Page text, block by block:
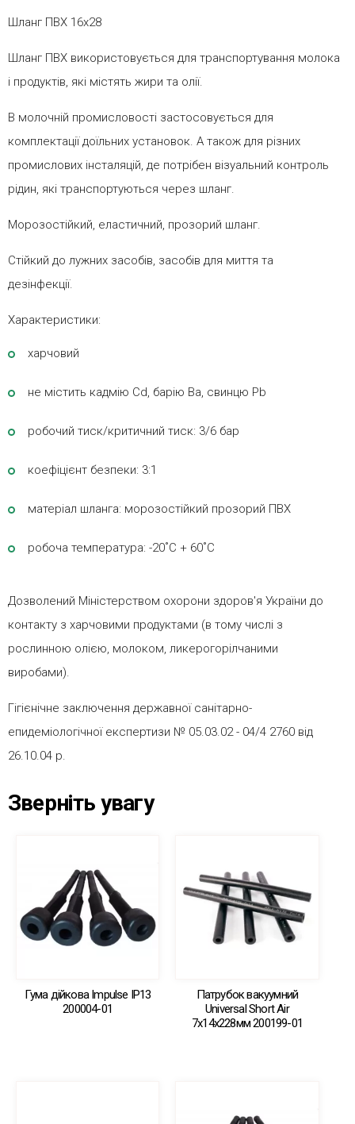
Шланг ПВХ 16х28
Шланг ПВХ використовується для транспортування молока
і продуктів, які містять жири та олії.
В молочній промисловості застосовується для
комплектації доїльних установок. А також для різних
промислових інсталяцій, де потрібен візуальний контроль
рідин, які транспортуються через шланг.
Морозостійкий, еластичний, прозорий шланг.
Стійкий до лужних засобів, засобів для миття та
дезінфекції.
Характеристики:
харчовий
не містить кадмію Cd, барію Ba, свинцю Pb
робочий тиск/критичний тиск: 3/6 бар
коефіцієнт безпеки: 3:1
матеріал шланга: морозостійкий прозорий ПВХ
робоча температура: -20˚C + 60˚C
Дозволений Міністерством охорони здоров'я України до
контакту з харчовими продуктами (в тому числі з
рослинною олією, молоком, ликерогорілчаними
виробами).
Гігієнічне заключення державної санітарно-
епидеміологічної експертизи № 05.03.02 - 04/4 2760 від
26.10.04 р.
Зверніть увагу
Гума дійкова Impulse IP13
200004-01
Патрубок вакуумний
Universal Short Air
7х14х228мм 200199-01